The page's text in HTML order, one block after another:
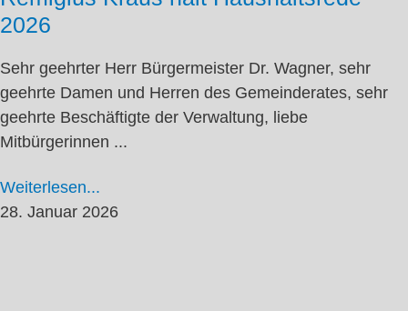
2026
Sehr geehrter Herr Bürgermeister Dr. Wagner, sehr
geehrte Damen und Herren des Gemeinderates, sehr
geehrte Beschäftigte der Verwaltung, liebe
Mitbürgerinnen ...
Weiterlesen...
28. Januar 2026